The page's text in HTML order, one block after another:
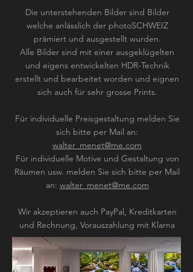
Die unterstehenden Bilder sind Bilder
welche anlässlich der photoSCHWEIZ
prämiert und ausgestellt wurden.
Alle Bilder sind mit einer ausgeklügelten
und eigens entwickelten HDR-Technik
erstellt und bearbeitet worden und eignen
sich auch für sehr grosse Prints.
Für individuelle Preisgestaltung melden Sie
sich bitte per Mail an:
walter_menet@me.com
Für individuelle Motive und Gestaltung von
Räumen usw. melden Sie sich bitte per Mail
an: walter_menet@me.com
Wir akzeptieren auch PayPal, Kreditkarten
und Rechnung, Vorauszahlung mit Klarna